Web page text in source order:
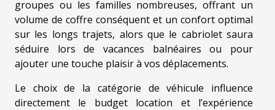
groupes ou les familles nombreuses, offrant un
volume de coffre conséquent et un confort optimal
sur les longs trajets, alors que le cabriolet saura
séduire lors de vacances balnéaires ou pour
ajouter une touche plaisir à vos déplacements.
Le choix de la catégorie de véhicule influence
directement le budget location et l’expérience